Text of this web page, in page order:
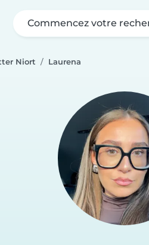
Commencez votre
Niort Laurena